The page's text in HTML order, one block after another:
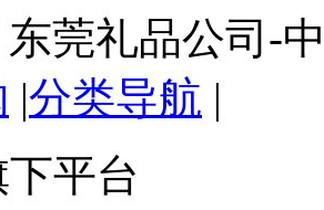
莞礼品公司-
|分类导航 |
平台